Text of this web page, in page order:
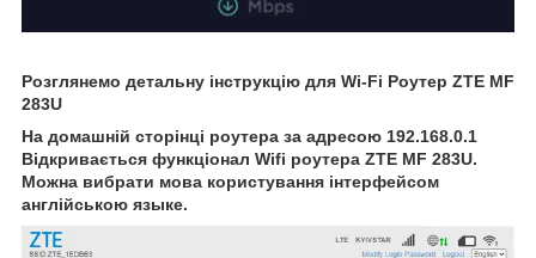
Розглянемо детальну інструкцію для Wi-Fi Роутер ZTE MF
283U
На домашній сторінці роутера за адресою 192.168.0.1
Відкривається функціонал Wifi роутера ZTE MF 283U.
Можна вибрати мова користування інтерфейсом
англійською языке.